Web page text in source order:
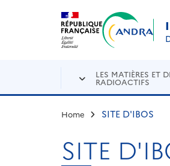
Aller au contenu principal
LES MATIÈRES ET
RADIOACTIFS
Home SITE D'IBOS
SITE